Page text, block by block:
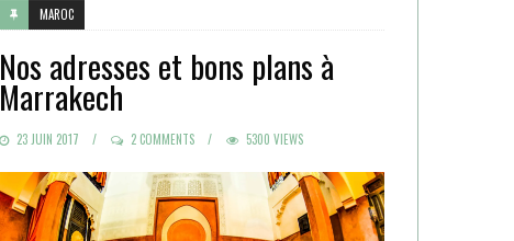
MAROC
Nos adresses et bons plans à
Marrakech
POSTED
23 JUIN 2017 2 COMMENTS 5300 VIEWS